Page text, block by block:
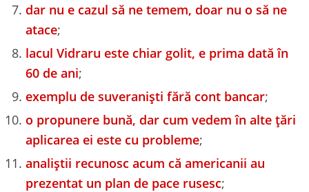
dar nu e cazul să ne temem, doar nu o să ne
atace;
lacul Vidraru este chiar golit, e prima dată în
60 de ani;
exemplu de suveraniști fără cont bancar;
o propunere bună, dar cum vedem în alte țări
aplicarea ei este cu probleme;
analiștii recunosc acum că americanii au
prezentat un plan de pace rusesc;